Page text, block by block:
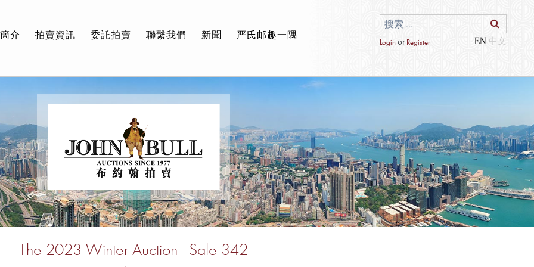
介 拍賣資訊 委託拍賣 聯繫我們 新聞 严氏邮趣一隅
Loginor Register EN
The 2023 Winter Auction - Sale 342